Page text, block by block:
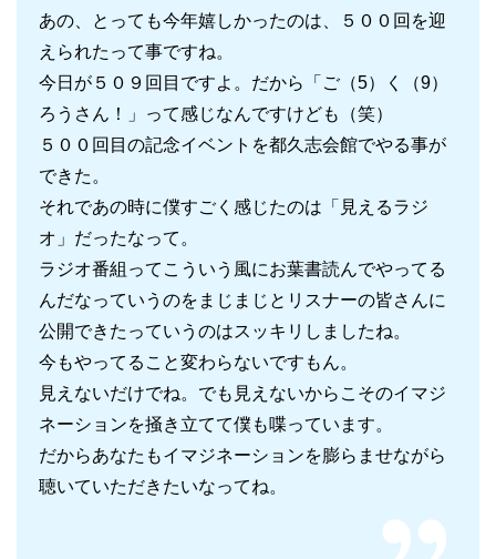
あの、とっても今年嬉しかったのは、５００回を迎
えられたって事ですね。
今日が５０９回目ですよ。だから「ご（5）く（9）
ろうさん！」って感じなんですけども（笑）
５００回目の記念イベントを都久志会館でやる事が
できた。
それであの時に僕すごく感じたのは「見えるラジ
オ」だったなって。
ラジオ番組ってこういう風にお葉書読んでやってる
んだなっていうのをまじまじとリスナーの皆さんに
公開できたっていうのはスッキリしましたね。
今もやってること変わらないですもん。
見えないだけでね。でも見えないからこそのイマジ
ネーションを掻き立てて僕も喋っています。
だからあなたもイマジネーションを膨らませながら
聴いていただきたいなってね。